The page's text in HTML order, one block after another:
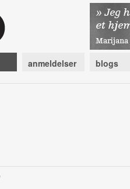
anmeldelser blogs